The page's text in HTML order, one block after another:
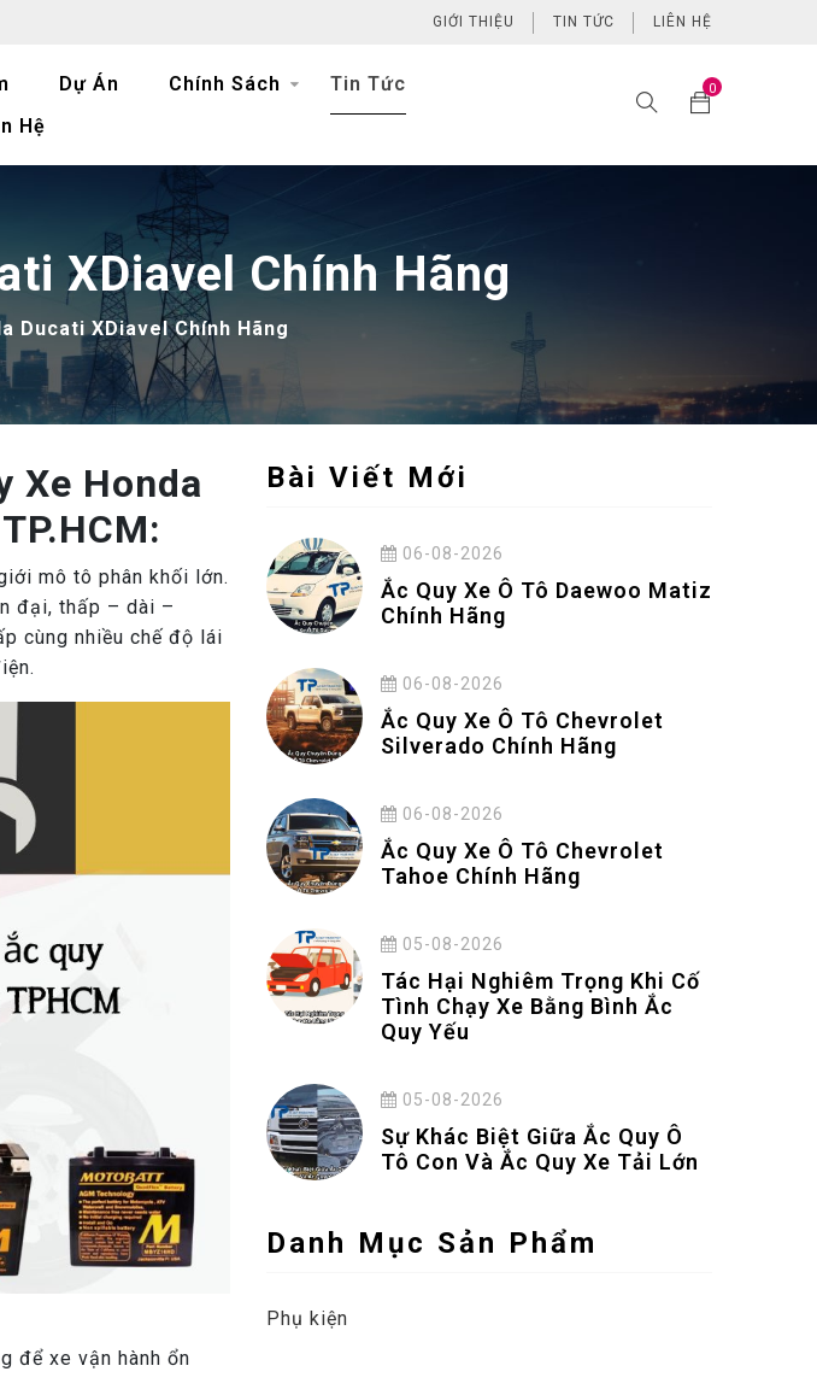
GIỚI THIỆU TIN TỨC LIÊN HỆ
Dự Án Chính Sách
Tin Tức
Hệ
0
XDiavel Chính Hãng
Ducati XDiavel Chính Hãng
Xe Honda
mô tô phân khối lớn.
đại, thấp – dài –
cùng nhiều chế độ lái
để xe vận hành ổn
Bài Viết Mới
06-08-2026
Ắc Quy Xe Ô Tô Daewoo Matiz
Chính Hãng
06-08-2026
Ắc Quy Xe Ô Tô Chevrolet
Silverado Chính Hãng
06-08-2026
Ắc Quy Xe Ô Tô Chevrolet
Tahoe Chính Hãng
05-08-2026
Tác Hại Nghiêm Trọng Khi Cố
Tình Chạy Xe Bằng Bình Ắc
Quy Yếu
05-08-2026
Sự Khác Biệt Giữa Ắc Quy Ô
Tô Con Và Ắc Quy Xe Tải Lớn
Danh Mục Sản Phẩm
Phụ kiện